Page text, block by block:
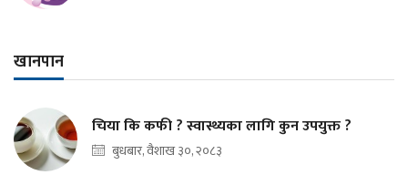
खानपान
चिया कि कफी ? स्वास्थ्यका लागि कुन उपयुक्त ?
बुधबार, वैशाख ३०, २०८३